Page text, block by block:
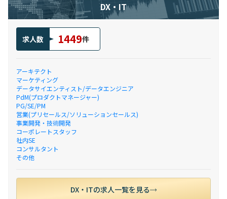
DX・IT
求人数 1449件
アーキテクト
マーケティング
データサイエンティスト/データエンジニア
PdM(プロダクトマネージャー)
PG/SE/PM
営業(プリセールス/ソリューションセールス)
事業開発・技術開発
コーポレートスタッフ
社内SE
コンサルタント
その他
DX・ITの求人一覧を見る